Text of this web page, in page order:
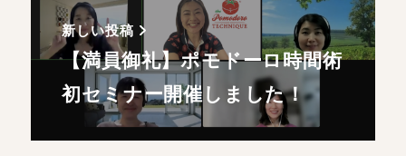
新しい投稿
【満員御礼】ポモドーロ時間術
初セミナー開催しました！